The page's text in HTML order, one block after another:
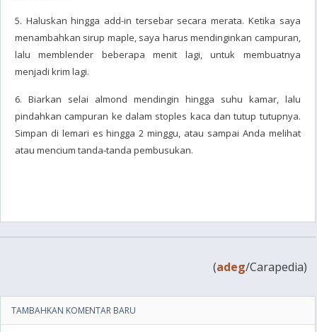
5. Haluskan hingga add-in tersebar secara merata. Ketika saya
menambahkan sirup maple, saya harus mendinginkan campuran,
lalu memblender beberapa menit lagi, untuk membuatnya
menjadi krim lagi.
6. Biarkan selai almond mendingin hingga suhu kamar, lalu
pindahkan campuran ke dalam stoples kaca dan tutup tutupnya.
Simpan di lemari es hingga 2 minggu, atau sampai Anda melihat
atau mencium tanda-tanda pembusukan.
(adeg/Carapedia)
TAMBAHKAN KOMENTAR BARU